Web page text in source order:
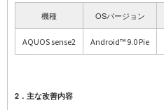
機種 OSバージョン
AQUOS sense2 Android™ 9.0 Pie
2．主な改善内容